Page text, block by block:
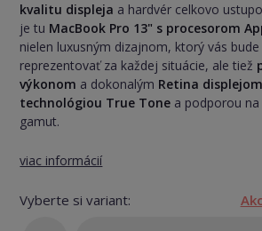
kvalitu displeja a hardvér celkovo
je tu MacBook Pro 13" s procesorom
nielen luxusným dizajnom, ktorý vás
reprezentovať za každej situácie, ale tiež
výkonom a dokonalým Retina
technológiou True Tone a podporou
gamut.
viac informácií
Vyberte si variant: